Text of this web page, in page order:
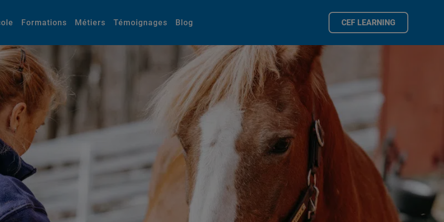
Formations Métiers Témoignages Blog CEF LEARNING